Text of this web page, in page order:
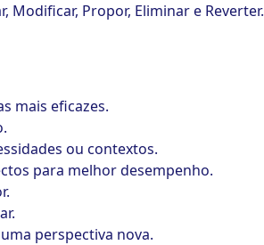
Modificar, Propor, Eliminar e Reverter.
mais eficazes.
ou contextos.
para melhor desempenho.
perspectiva nova.